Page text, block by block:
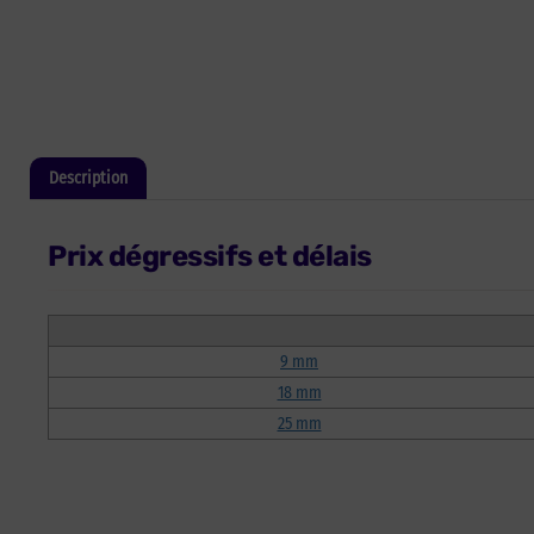
Description
Prix dégressifs et délais
9 mm
18 mm
25 mm